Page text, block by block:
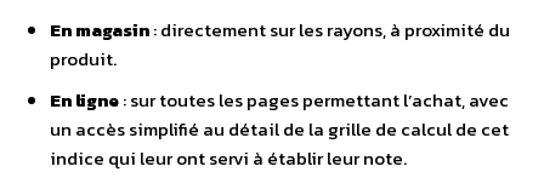
En magasin: directement sur les rayons, à proximité du
produit.
En ligne: sur toutes les pages permettant l’achat, avec
un accès simplifié au détail de la grille de calcul de cet
indice qui leur ont servi à établir leur note.